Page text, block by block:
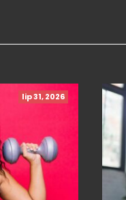
lip 31, 2026